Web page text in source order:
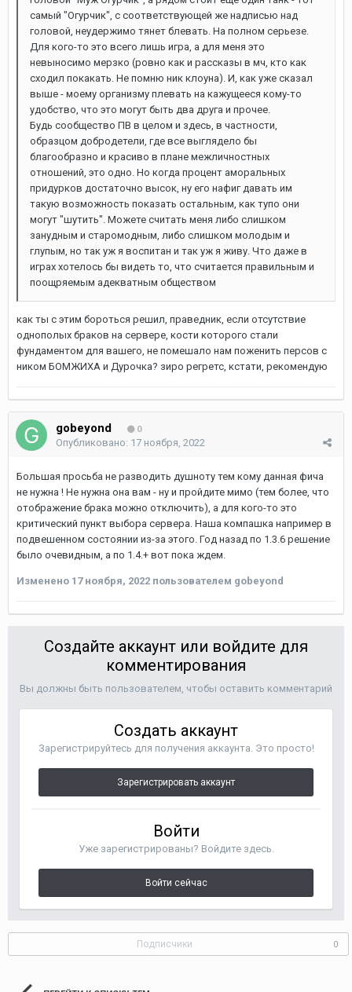
самый "Огурчик", с соответствующей же надписью над
головой, неудержимо тянет блевать. На полном серьезе.
Для кого-то это всего лишь игра, а для меня это
невыносимо мерзко (ровно как и рассказы в мч, кто как
сходил покакать. Не помню ник клоуна). И, как уже сказал
выше - моему организму плевать на кажущееся кому-то
удобство, что это могут быть два друга и прочее.
Будь сообщество ПВ в целом и здесь, в частности,
образцом добродетели, где все выглядело бы
благообразно и красиво в плане межличностных
отношений, это одно. Но когда процент аморальных
придурков достаточно высок, ну его нафиг давать им
такую возможность показать остальным, как тупо они
могут "шутить". Можете считать меня либо слишком
занудным и старомодным, либо слишком молодым и
глупым, но так уж я воспитан и так уж я живу. Что даже в
играх хотелось бы видеть то, что считается правильным и
поощряемым адекватным обществом
как ты с этим бороться решил, праведник, если отсутствие
однополых браков на сервере, кости которого стали
фундаментом для вашего, не помешало нам поженить персов с
ником БОМЖИХА и Дурочка? зиро регретс, кстати, рекомендую
gobeyond 0
Опубликовано: 17 ноября, 2022
Большая просьба не разводить душноту тем кому данная фича
не нужна ! Не нужна она вам - ну и пройдите мимо (тем более, что
отображение брака можно отключить), а для кого-то это
критический пункт выбора сервера. Наша компашка например в
подвешенном состоянии из-за этого. Год назад по 1.3.6 решение
было очевидным, а по 1.4.+ вот пока ждем.
Изменено 17 ноября, 2022 пользователем gobeyond
Создайте аккаунт или войдите для
комментирования
Вы должны быть пользователем, чтобы оставить комментарий
Создать аккаунт
Зарегистрируйтесь для получения аккаунта. Это просто!
Зарегистрировать аккаунт
Войти
Уже зарегистрированы? Войдите здесь.
Войти сейчас
Подписчики 0